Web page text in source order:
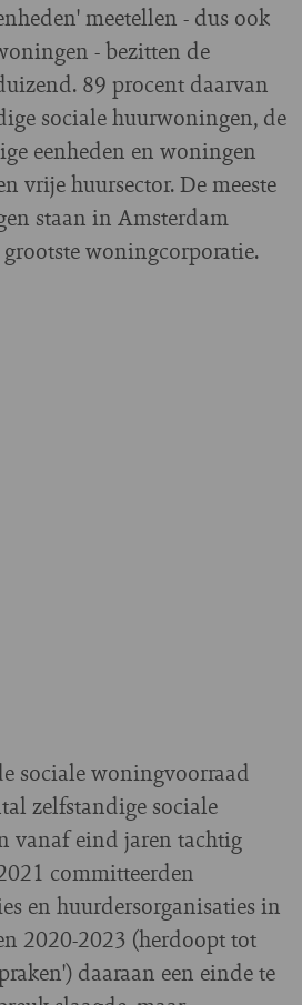
meetellen - dus ook
- bezitten de
89 procent daarvan
sociale huurwoningen, de
eenheden en woningen
vrije huursector. De meeste
staan in Amsterdam
woningcorporatie.
sociale woningvoorraad
zelfstandige sociale
vanaf eind jaren tachtig
committeerden
en huurdersorganisaties in
2020-2023 (herdoopt tot
daaraan een einde te